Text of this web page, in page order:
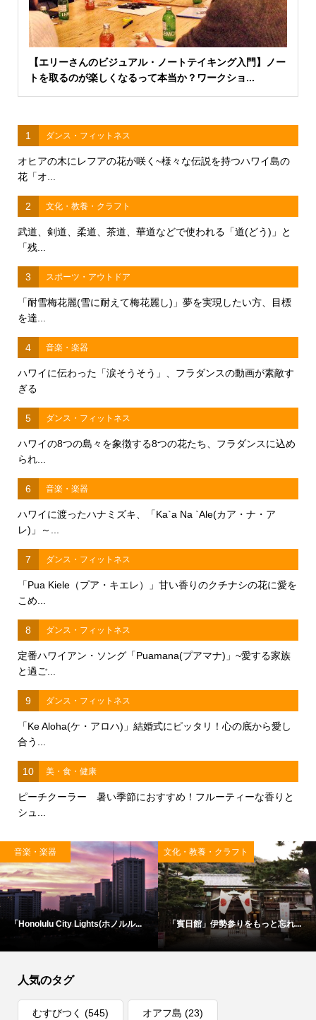
【エリーさんのビジュアル・ノートテイキング入門】ノー
トを取るのが楽しくなるって本当か？ワークショ...
1 ダンス・フィットネス
オヒアの木にレフアの花が咲く~様々な伝説を持つハワイ島の
花「オ...
2 文化・教養・クラフト
武道、剣道、柔道、茶道、華道などで使われる「道(どう)」と
「残...
3 スポーツ・アウトドア
「耐雪梅花麗(雪に耐えて梅花麗し)」夢を実現したい方、目標
を達...
4 音楽・楽器
ハワイに伝わった「涙そうそう」、フラダンスの動画が素敵す
ぎる
5 ダンス・フィットネス
ハワイの8つの島々を象徴する8つの花たち、フラダンスに込め
られ...
6 音楽・楽器
ハワイに渡ったハナミズキ、「Ka`a Na `Ale(カア・ナ・ア
レ)」～...
7 ダンス・フィットネス
「Pua Kiele（プア・キエレ）」甘い香りのクチナシの花に愛を
こめ...
8 ダンス・フィットネス
定番ハワイアン・ソング「Puamana(プアマナ)」~愛する家族
と過ご...
9 ダンス・フィットネス
「Ke Aloha(ケ・アロハ)」結婚式にピッタリ！心の底から愛し
合う...
10 美・食・健康
ピーチクーラー 暑い季節におすすめ！フルーティーな香りと
シュ...
音楽・楽器
「Honolulu City Lights(ホノルル...
文化・教養・クラフト
「賓日館」伊勢参りをもっと忘れ...
人気のタグ
むすびつく (545) オアフ島 (23)